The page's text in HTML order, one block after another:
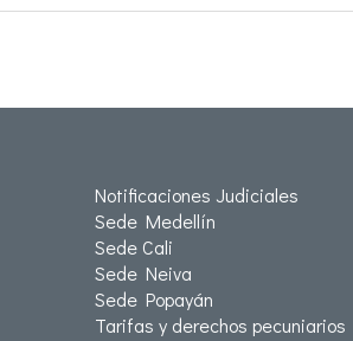
Notificaciones Judiciales
Sede Medellín
Sede Cali
Sede Neiva
Sede Popayán
Tarifas y derechos pecuniarios